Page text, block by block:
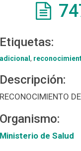
Etiquetas:
adicional ,
Descripción:
RECONOCIMIENTO
Organismo:
Ministerio de Salud